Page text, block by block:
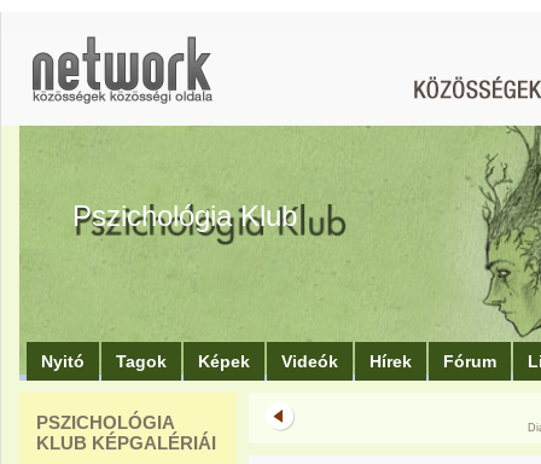
Pszichológia Klub
Nyitó Tagok Képek Videók Hírek Fórum
PSZICHOLÓGIA
KLUB KÉPGALÉRIÁI